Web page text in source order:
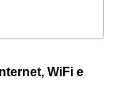
WiFi e